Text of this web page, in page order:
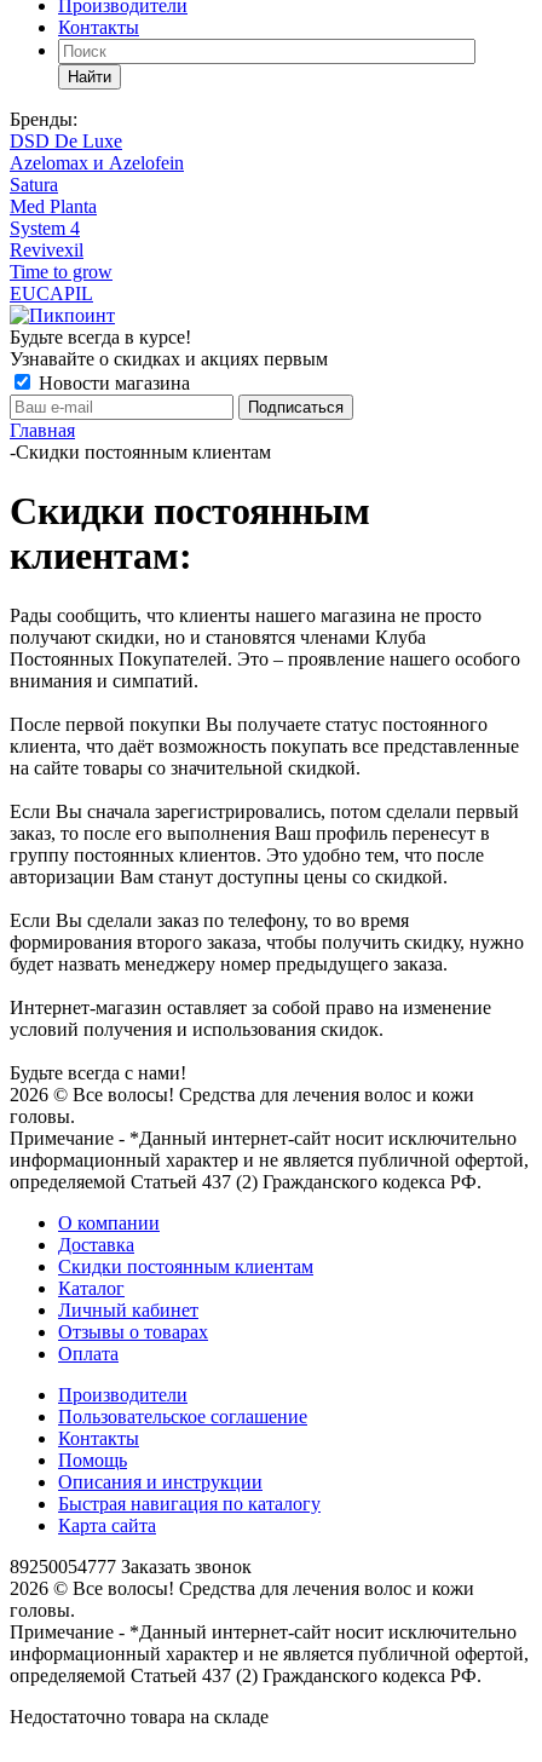
Производители
Контакты
Найти
Бренды:
DSD De Luxe
Azelomax и Azelofein
Satura
Med Planta
System 4
Revivexil
Time to grow
EUCAPIL
Будьте всегда в курсе!
Узнавайте о скидках и акциях первым
Новости магазина
Главная
-Скидки постоянным клиентам
Скидки постоянным
клиентам:
Рады сообщить, что клиенты нашего магазина не просто
получают скидки, но и становятся членами Клуба
Постоянных Покупателей. Это – проявление нашего особого
внимания и симпатий.
После первой покупки Вы получаете статус постоянного
клиента, что даёт возможность покупать все представленные
на сайте товары со значительной скидкой.
Если Вы сначала зарегистрировались, потом сделали первый
заказ, то после его выполнения Ваш профиль перенесут в
группу постоянных клиентов. Это удобно тем, что после
авторизации Вам станут доступны цены со скидкой.
Если Вы сделали заказ по телефону, то во время
формирования второго заказа, чтобы получить скидку, нужно
будет назвать менеджеру номер предыдущего заказа.
Интернет-магазин оставляет за собой право на изменение
условий получения и использования скидок.
Будьте всегда с нами!
2026 © Все волосы! Средства для лечения волос и кожи
головы.
Примечание - *Данный интернет-сайт носит исключительно
информационный характер и не является публичной офертой,
определяемой Статьей 437 (2) Гражданского кодекса РФ.
О компании
Доставка
Скидки постоянным клиентам
Каталог
Личный кабинет
Отзывы о товарах
Оплата
Производители
Пользовательское соглашение
Контакты
Помощь
Описания и инструкции
Быстрая навигация по каталогу
Карта сайта
89250054777 Заказать звонок
2026 © Все волосы! Средства для лечения волос и кожи
головы.
Примечание - *Данный интернет-сайт носит исключительно
информационный характер и не является публичной офертой,
определяемой Статьей 437 (2) Гражданского кодекса РФ.
Недостаточно товара на складе